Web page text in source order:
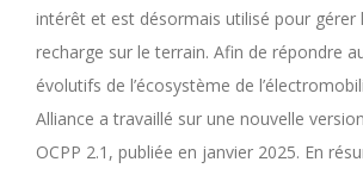
intérêt et est désormais utilisé pour gérer
recharge sur le terrain. Afin de répondre
évolutifs de l’écosystème de
Alliance a travaillé sur une nouvelle
OCPP 2.1, publiée en janvier 2025. En